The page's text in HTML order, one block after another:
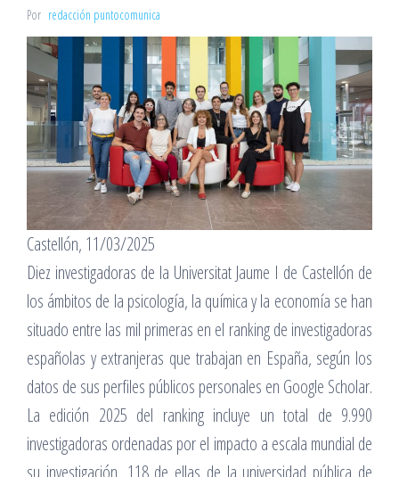
Por redacción puntocomunica
Castellón, 11/03/2025
Diez investigadoras de la Universitat Jaume I de Castellón de
los ámbitos de la psicología, la química y la economía se han
situado entre las mil primeras en el ranking de investigadoras
españolas y extranjeras que trabajan en España, según los
datos de sus perfiles públicos personales en Google Scholar.
La edición 2025 del ranking incluye un total de 9.990
investigadoras ordenadas por el impacto a escala mundial de